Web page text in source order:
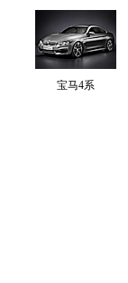
宝马4系